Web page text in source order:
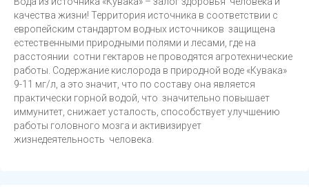
качества жизни! Территория источника в соответствии с
европейским стандартом водных источников защищена
естественными природными полями и лесами, где на
расстоянии сотни гектаров не проводятся агротехнические
работы. Содержание кислорода в природной воде «Кувака»
9-11 мг/л, а это значит, что по составу она является
практически горной водой, что значительно повышает
иммунитет, снижает усталость, способствует улучшению
работы головного мозга и активизирует
жизнедеятельность человека.